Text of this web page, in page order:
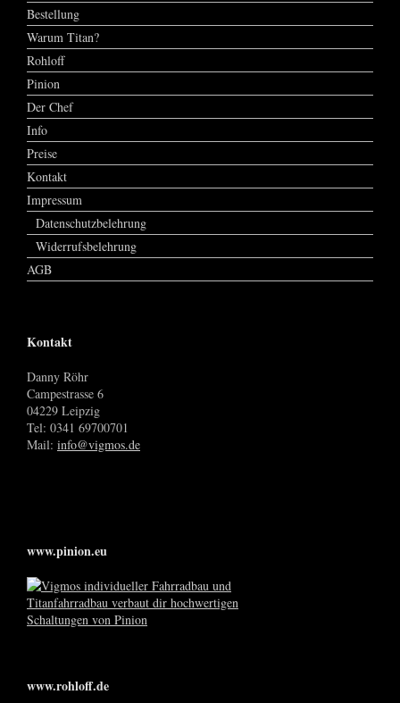
Bestellung
Warum Titan?
Rohloff
Pinion
Der Chef
Info
Preise
Kontakt
Impressum
Datenschutzbelehrung
Widerrufsbelehrung
AGB
Kontakt
Danny Röhr
Campestrasse 6
04229 Leipzig
Tel: 0341 69700701
Mail: info@vigmos.de
www.pinion.eu
www.rohloff.de